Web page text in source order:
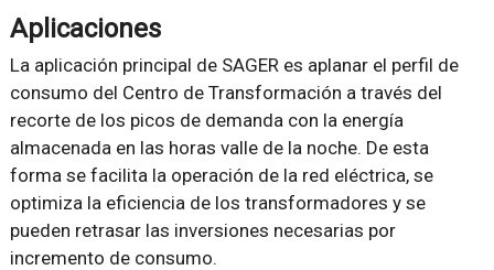
Aplicaciones
La aplicación principal de SAGER es aplanar el perfil de
consumo del Centro de Transformación a través del
recorte de los picos de demanda con la energía
almacenada en las horas valle de la noche. De esta
forma se facilita la operación de la red eléctrica, se
optimiza la eficiencia de los transformadores y se
pueden retrasar las inversiones necesarias por
incremento de consumo.